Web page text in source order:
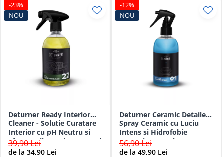
-23%
NOU
Deturner Ready Interior
Cleaner - Solutie Curatare
Interior cu pH Neutru si
Efect Antibacterian - 500ml
39,90 Lei
de la 34,90 Lei
-12%
NOU
Deturner Ceramic Detailer -
Spray Ceramic cu Luciu
Intens si Hidrofobie
Puternica 250ml
56,90 Lei
de la 49,90 Lei